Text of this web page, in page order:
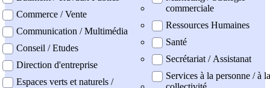
Commerce / Vente
Communication / Multimédia
Conseil / Etudes
Direction d'entreprise
Espaces verts et naturels /
commerciale
Ressources Humaines
Santé
Secrétariat / Assistanat
Services à la personne / à la